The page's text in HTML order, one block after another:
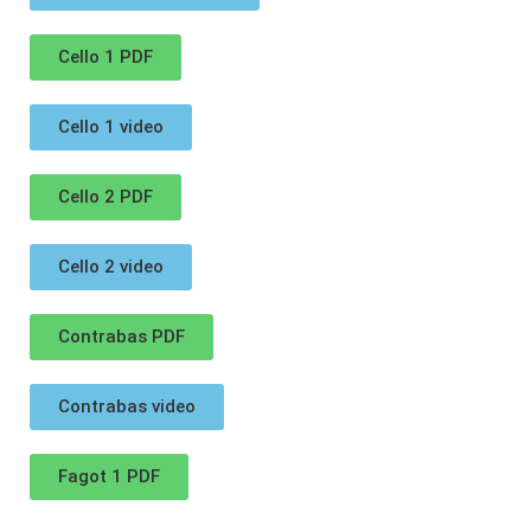
Cello 1 PDF
Cello 1 video
Cello 2 PDF
Cello 2 video
Contrabas PDF
Contrabas video
Fagot 1 PDF